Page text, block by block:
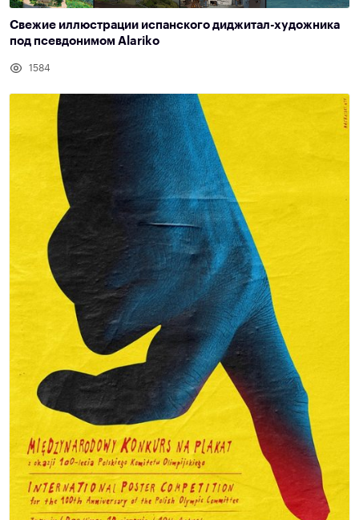
Свежие иллюстрации испанского диджитал-художника
под псевдонимом Alariko
1584